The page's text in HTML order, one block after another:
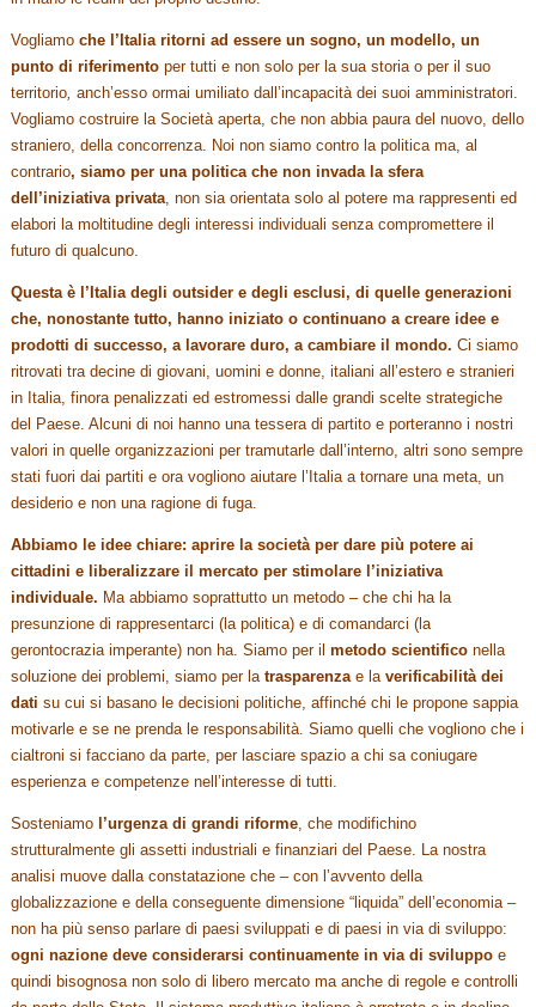
Vogliamoche l’Italia ritorni ad essere un sogno, un modello, un
punto di riferimentoper tutti e non solo per la sua storia o per il suo
territorio, anch’esso ormai umiliato dall’incapacità dei suoi amministratori.
Vogliamo costruire la Società aperta, che non abbia paura del nuovo, dello
straniero, della concorrenza. Noi non siamo contro la politica ma, al
contrario, siamo per una politica che non invada la sfera
dell’iniziativa privata, non sia orientata solo al potere ma rappresenti ed
elabori la moltitudine degli interessi individuali senza compromettere il
futuro di qualcuno.
Questa è l’Italia degli outsider e degli esclusi, di quelle generazioni
che, nonostante tutto, hanno iniziato o continuano a creare idee e
prodotti di successo, a lavorare duro, a cambiare il mondo. Ci siamo
ritrovati tra decine di giovani, uomini e donne, italiani all’estero e stranieri
in Italia, finora penalizzati ed estromessi dalle grandi scelte strategiche
del Paese. Alcuni di noi hanno una tessera di partito e porteranno i nostri
valori in quelle organizzazioni per tramutarle dall’interno, altri sono sempre
stati fuori dai partiti e ora vogliono aiutare l’Italia a tornare una meta, un
desiderio e non una ragione di fuga.
Abbiamo le idee chiare: aprire la società per dare più potere ai
cittadini e liberalizzare il mercato per stimolare l’iniziativa
individuale. Ma abbiamo soprattutto un metodo – che chi ha la
presunzione di rappresentarci (la politica) e di comandarci (la
gerontocrazia imperante) non ha. Siamo per ilmetodo scientifico nella
soluzione dei problemi, siamo per latrasparenzae laverificabilità dei
dati su cui si basano le decisioni politiche, affinché chi le propone sappia
motivarle e se ne prenda le responsabilità. Siamo quelli che vogliono che i
cialtroni si facciano da parte, per lasciare spazio a chi sa coniugare
esperienza e competenze nell’interesse di tutti.
Sosteniamo l’urgenza di grandi riforme, che modifichino
strutturalmente gli assetti industriali e finanziari del Paese. La nostra
analisi muove dalla constatazione che – con l’avvento della
globalizzazione e della conseguente dimensione “liquida” dell’economia –
non ha più senso parlare di paesi sviluppati e di paesi in via di sviluppo:
ogni nazione deve considerarsi continuamente in via di sviluppo e
quindi bisognosa non solo di libero mercato ma anche di regole e controlli